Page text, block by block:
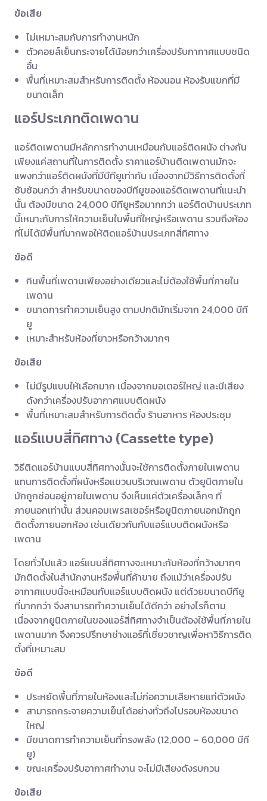
ข้อเสีย
ไม่เหมาะสมกับการทำงานหนัก
ตัวคอยส์เย็นกระจายได้น้อยกว่าเครื่องปรับกากาศแบบชนิด
อื่น
พื้นที่เหมาะสมสำหรับการติดตั้ง ห้องนอน ห้องรับแขกที่มี
ขนาดเล็ก
แอร์ประเภทติดเพดาน
แอร์ติดเพดานมีหลักการทำงานเหมือนกับแอร์ติดผนัง ต่างกัน
เพียงแค่สถานที่ในการติดตั้ง ราคาแอร์บ้านติดเพดานมักจะ
แพงกว่าแอร์ติดผนังที่มีบีทียูเท่ากัน เนื่องจากมีวิธีการติดตั้งที่
ซับซ้อนกว่า สำหรับขนาดของบีทียูของแอร์ติดเพดานที่แนะนำ
นั้น ต้องมีขนาด 24,000 บีทียูหรือมากกว่า แอร์ติดบ้านประเภท
นี้เหมาะกับการให้ความเย็นในพื้นที่ใหญ่หรือเพดาน รวมถึงห้อง
ที่ไม่ได้มีพื้นที่มากพอให้ติดแอร์บ้านประเภทสี่ทิศทาง
ข้อดี
กินพื้นที่เพดานเพียงอย่างเดียวและไม่ต้องใช้พื้นที่ภายใน
เพดาน
ขนาดการทำความเย็นสูง ตามปกติมักเริ่มจาก 24,000 บีที
ยู
เหมาะสำหรับห้องที่ยาวหรือกว้างมากๆ
ข้อเสีย
ไม่มีรูปแบบให้เลือกมาก เนื่องจากมอเตอร์ใหญ่ และมีเสียง
ดังกว่าเครื่องปรับอากาศแบบติดผนัง
พื้นที่เหมาะสมสำหรับการติดตั้ง ร้านอาหาร ห้องประชุม
แอร์แบบสี่ทิศทาง (Cassette type)
วิธีติดแอร์บ้านแบบสี่ทิศทางนั้นจะใช้การติดตั้งภายในเพดาน
แทนการติดตั้งที่ผนังหรือแขวนบริเวณเพดาน ตัวยูนิตภายใน
มักถูกซ่อนอยู่ภายในเพดาน จึงเห็นแค่ตัวเครื่องเล็กๆ ที่
ภายนอกเท่านั้น ส่วนคอมเพรสเซอร์หรือยูนิตภายนอกมักถูก
ติดตั้งภายนอกห้อง เช่นเดียวกันกับแอร์แบบติดผนังหรือ
เพดาน
โดยทั่วไปแล้ว แอร์แบบสี่ทิศทางจะเหมาะกับห้องที่กว้างมากๆ
มักติดตั้งในสำนักงานหรือพื้นที่ค้าขาย ถึงแม้ว่าเครื่องปรับ
อากาศแบบนี้จะเหมือนกับแอร์แบบติดผนัง แต่ด้วยขนาดบีทียู
ที่มากกว่า จึงสามารถทำความเย็นได้ดีกว่า อย่างไรก็ตาม
เนื่องจากยูนิตภายในของแอร์สี่ทิศทางจำเป็นต้องใช้พื้นที่ภายใน
เพดานมาก จึงควรปรึกษาช่างแอร์ที่เชี่ยวชาญเพื่อหาวิธีการติด
ตั้งที่เหมาะสม
ข้อดี
ประหยัดพื้นที่ภายในห้องและไม่ก่อความเสียหายแก่ตัวผนัง
สามารถกระจายความเย็นได้อย่างทั่วถึงไปรอบห้องขนาด
ใหญ่
มีขนาดการทำความเย็นที่ทรงพลัง (12,000 – 60,000 บีที
ยู)
ขณะเครื่องปรับอากาศทำงาน จะไม่มีเสียงดังรบกวน
ข้อเสีย